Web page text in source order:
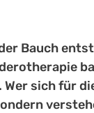
Bauch
sich für